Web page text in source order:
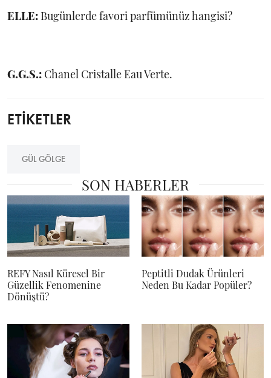
ELLE: Bugünlerde favori parfümünüz hangisi?
G.G.S.: Chanel Cristalle Eau Verte.
ETİKETLER
GÜL GÖLGE
SON HABERLER
REFY Nasıl Küresel Bir
Güzellik Fenomenine
Dönüştü?
Peptitli Dudak Ürünleri
Neden Bu Kadar Popüler?